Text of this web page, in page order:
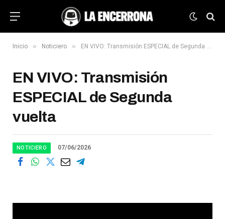
Inicio » Noticiero » EN VIVO: Transmisión ESPECIAL de Segunda vuelta
EN VIVO: Transmisión
ESPECIAL de Segunda
vuelta
NOTICIERO 07/06/2026